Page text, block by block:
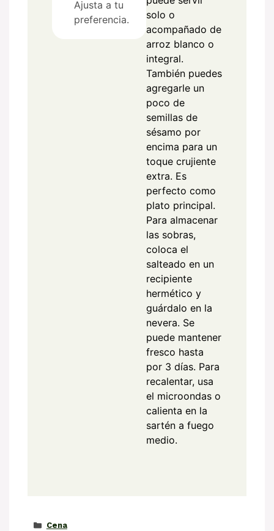
Ajusta a tu
preferencia.
solo o
acompañado de
arroz blanco o
integral.
También puedes
agregarle un
poco de
semillas de
sésamo por
encima para un
toque crujiente
extra. Es
perfecto como
plato principal.
Para almacenar
las sobras,
coloca el
salteado en un
recipiente
hermético y
guárdalo en la
nevera. Se
puede mantener
fresco hasta
por 3 días. Para
recalentar, usa
el microondas o
calienta en la
sartén a fuego
medio.
Categorías
Cena